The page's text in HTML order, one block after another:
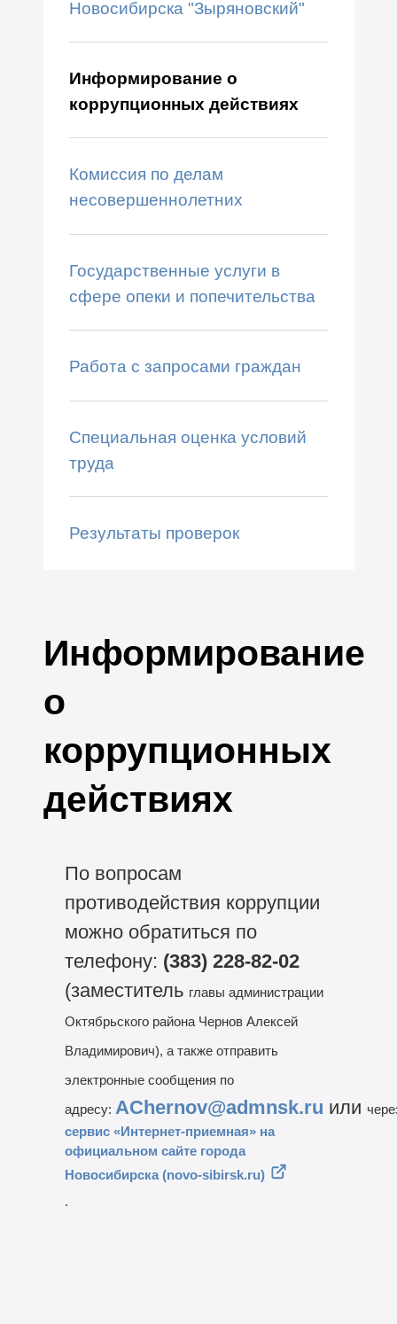
Новосибирска "Зыряновский"
Информирование о
коррупционных действиях
Комиссия по делам
несовершеннолетних
Государственные услуги в
сфере опеки и попечительства
Работа с запросами граждан
Специальная оценка условий
труда
Результаты проверок
Информирование
о
коррупционных
действиях
По вопросам
противодействия коррупции
можно обратиться по
телефону: (383) 228-82-02
(заместитель главы администрации
Октябрьского района Чернов Алексей
Владимирович), а также отправить
электронные сообщения по
адресу: AChernov@admnsk.ru или
сервис «Интернет-приемная» на
официальном сайте города
Новосибирска (novo-sibirsk.ru)
.